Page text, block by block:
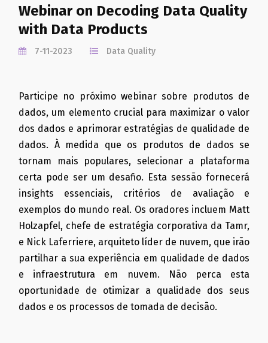
Webinar on Decoding Data Quality
with Data Products
7-11-2023 Data Quality
Participe no próximo webinar sobre produtos de
dados, um elemento crucial para maximizar o valor
dos dados e aprimorar estratégias de qualidade de
dados. À medida que os produtos de dados se
tornam mais populares, selecionar a plataforma
certa pode ser um desafio. Esta sessão fornecerá
insights essenciais, critérios de avaliação e
exemplos do mundo real. Os oradores incluem Matt
Holzapfel, chefe de estratégia corporativa da Tamr,
e Nick Laferriere, arquiteto líder de nuvem, que irão
partilhar a sua experiência em qualidade de dados
e infraestrutura em nuvem. Não perca esta
oportunidade de otimizar a qualidade dos seus
dados e os processos de tomada de decisão.